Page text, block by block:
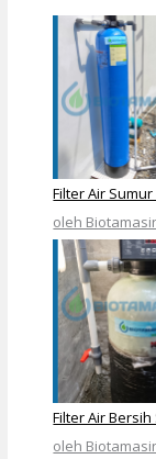
Filter Air
oleh
Filter Air Bersih
oleh